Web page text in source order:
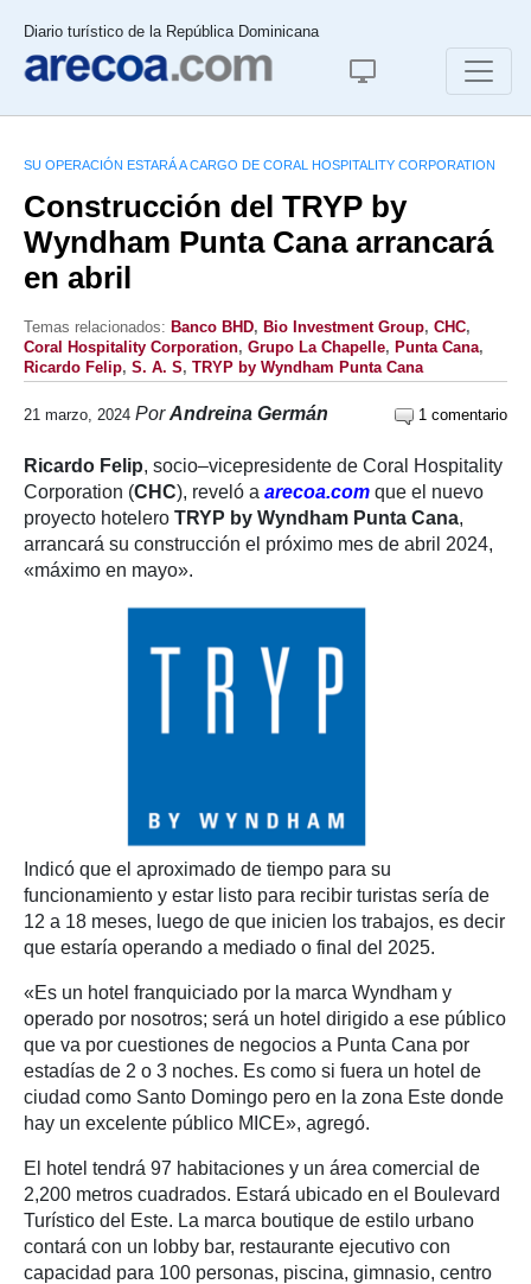
Diario turístico de la República Dominicana
SU OPERACIÓN ESTARÁ A CARGO DE CORAL HOSPITALITY CORPORATION
Construcción del TRYP by
Wyndham Punta Cana arrancará
en abril
Temas relacionados: Banco BHD, Bio Investment Group, CHC,
Coral Hospitality Corporation, Grupo La Chapelle, Punta Cana,
Ricardo Felip, S. A. S, TRYP by Wyndham Punta Cana
21 marzo, 2024 PorAndreina Germán 1 comentario
Ricardo Felip, socio–vicepresidente de Coral Hospitality
Corporation (CHC), reveló a arecoa.com que el nuevo
proyecto hotelero TRYP by Wyndham Punta Cana,
arrancará su construcción el próximo mes de abril 2024,
«máximo en mayo».
Indicó que el aproximado de tiempo para su
funcionamiento y estar listo para recibir turistas sería de
12 a 18 meses, luego de que inicien los trabajos, es decir
que estaría operando a mediado o final del 2025.
«Es un hotel franquiciado por la marca Wyndham y
operado por nosotros; será un hotel dirigido a ese público
que va por cuestiones de negocios a Punta Cana por
estadías de 2 o 3 noches. Es como si fuera un hotel de
ciudad como Santo Domingo pero en la zona Este donde
hay un excelente público MICE», agregó.
El hotel tendrá 97 habitaciones y un área comercial de
2,200 metros cuadrados. Estará ubicado en el Boulevard
Turístico del Este. La marca boutique de estilo urbano
contará con un lobby bar, restaurante ejecutivo con
capacidad para 100 personas, piscina, gimnasio, centro